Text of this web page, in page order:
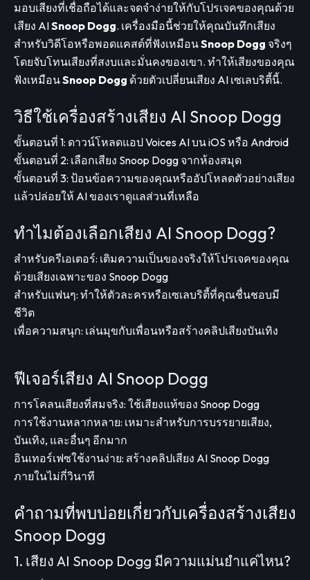
มอบเสียงที่เชื่อถือได้และจดจำง่ายให้กับโปรเจคของคุณด้วย
เสียง AISnoop Dogg. เครื่องมือนี้ช่วยให้คุณบันทึกเสียง
สำหรับวิดีโอหรือพอดแคสต์ที่ฟังเหมือนSnoop Dogg จริงๆ
โดยจับโทนเสียงที่สงบและมั่นคงของเขา. ทำให้เสียงของคุณ
ฟังเหมือนSnoop Dogg ด้วยตัวเปลี่ยนเสียง AI เซเลบริตี้นี้.
วิธีใช้เครื่องสร้างเสียง AI Snoop Dogg
ขั้นตอนที่ 1: ดาวน์โหลดแอป Voices AI บน iOS หรือ Android
ขั้นตอนที่ 2: เลือกเสียง Snoop Dogg จากห้องสมุด
ขั้นตอนที่ 3: ป้อนข้อความของคุณหรืออัปโหลดตัวอย่างเสียง
แล้วปล่อยให้ AI ของเราดูแลส่วนที่เหลือ
ทำไมต้องเลือกเสียง AI Snoop Dogg?
สำหรับครีเอเตอร์: เติมความเป็นของจริงให้โปรเจคของคุณ
ด้วยเสียงเฉพาะของ Snoop Dogg
สำหรับแฟนๆ: ทำให้ตัวละครหรือเซเลบริตี้ที่คุณชื่นชอบมี
ชีวิต
เพื่อความสนุก: เล่นมุขกับเพื่อนหรือสร้างคลิปเสียงบันเทิง
ฟีเจอร์เสียง AI Snoop Dogg
การโคลนเสียงที่สมจริง: ใช้เสียงแท้ของ Snoop Dogg
การใช้งานหลากหลาย: เหมาะสำหรับการบรรยายเสียง,
บันเทิง, และอื่นๆ อีกมาก
อินเทอร์เฟซใช้งานง่าย: สร้างคลิปเสียง AI Snoop Dogg
ภายในไม่กี่วินาที
คำถามที่พบบ่อยเกี่ยวกับเครื่องสร้างเสียง
Snoop Dogg
1. เสียง AI Snoop Dogg มีความแม่นยำแค่ไหน?